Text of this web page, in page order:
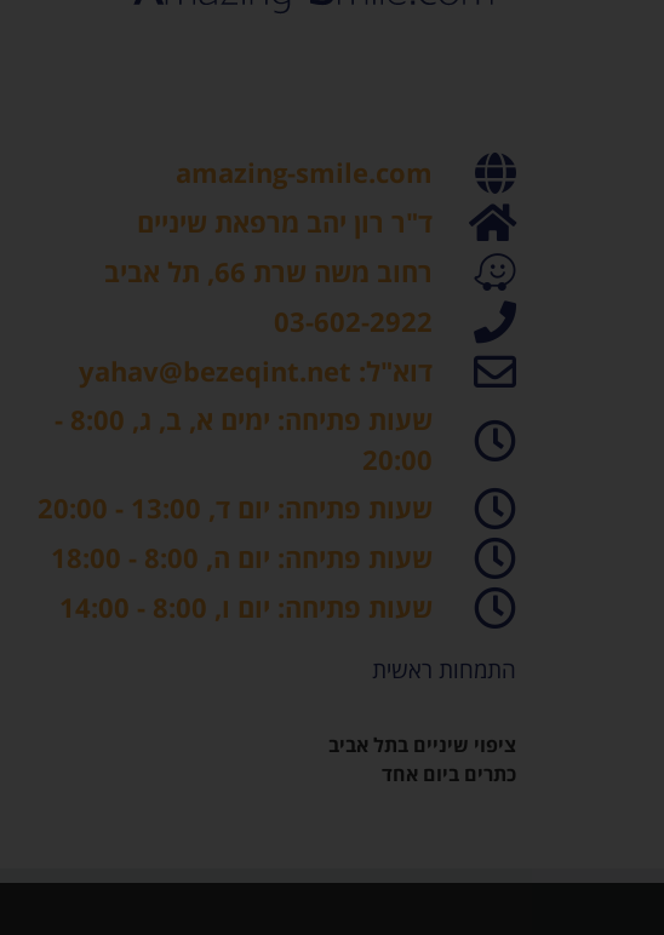
amazing-smile.com
ד"ר רון יהב מרפאת שיניים
רחוב משה שרת 66, תל אביב
03-602-2922
דוא"ל: yahav@bezeqint.net
שעות פתיחה: ימים א, ב, ג, 8:00 -
20:00
שעות פתיחה: יום ד, 13:00 - 20:00
שעות פתיחה: יום ה, 8:00 - 18:00
שעות פתיחה: יום ו, 8:00 - 14:00
התמחות ראשית
ציפוי שיניים בתל אביב
כתרים ביום אחד